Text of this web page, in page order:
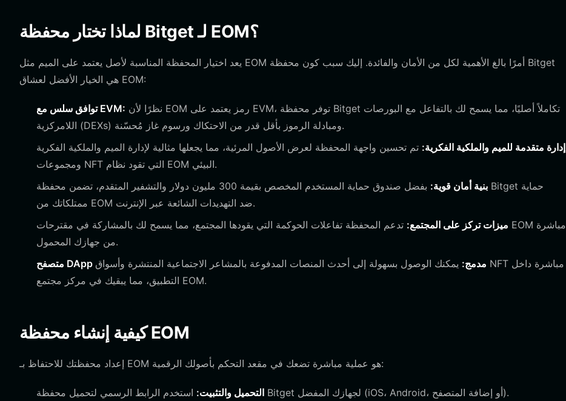
لماذا تختار محفظة Bitget لـ EOM؟
يعد اختيار المحفظة المناسبة لأصل يعتمد على الميم مثل EOM أمرًا بالغ الأهمية لكل من الأمان والفائدة. إليك سبب كون محفظة Bitget
هي الخيار الأفضل لعشاق EOM:
توافق سلس مع EVM:
اللامركزية (DEXs) ومبادلة الرموز بأقل قدر من الاحتكاك ورسوم غاز مُحسّنة.
إدارة متقدمة للميم والملكية الفكرية: تم تحسين واجهة المحفظة لعرض الأصول المرئية، مما يجعلها مثالية لإدارة الميم والملكية الفكرية
ومجموعات NFT التي تقود نظام EOM البيئي.
بنية أمان قوية:
بفضل صندوق حماية المستخدم المخصص بقيمة 300 مليون دولار والتشفير المتقدم، تضمن محفظة Bitget حماية
ممتلكاتك من EOM ضد التهديدات الشائعة عبر الإنترنت.
ميزات تركز على المجتمع: تدعم المحفظة تفاعلات الحوكمة التي يقودها المجتمع، مما يسمح لك بالمشاركة في مقترحات EOM مباشرة
من جهازك المحمول.
متصفح DApp مدمج: يمكنك الوصول بسهولة إلى أحدث المنصات المدفوعة بالمشاعر الاجتماعية المنتشرة وأسواق NFT مباشرة داخل
التطبيق، مما يبقيك في مركز مجتمع EOM.
كيفية إنشاء محفظة EOM
إعداد محفظتك للاحتفاظ بـ EOM هو عملية مباشرة تضعك في مقعد التحكم بأصولك الرقمية:
التحميل والتثبيت:
استخدم الرابط الرسمي لتحميل محفظة Bitget لجهازك المفضل (iOS، Android، أو إضافة المتصفح).